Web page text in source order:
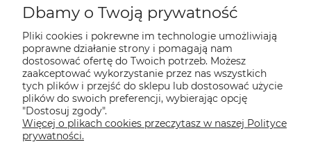
Płatności i dostawa
Informacje
O nas
Nasze sklepy Allegro
Dbamy o Twoją prywatność
Pliki cookies i pokrewne im technologie umożliwiają
poprawne działanie strony i pomagają nam
dostosować ofertę do Twoich potrzeb. Możesz
zaakceptować wykorzystanie przez nas wszystkich
tych plików i przejść do sklepu lub dostosować użycie
plików do swoich preferencji, wybierając opcję
"Dostosuj zgody".
Więcej o plikach cookies przeczytasz w naszej Polityce
prywatności.